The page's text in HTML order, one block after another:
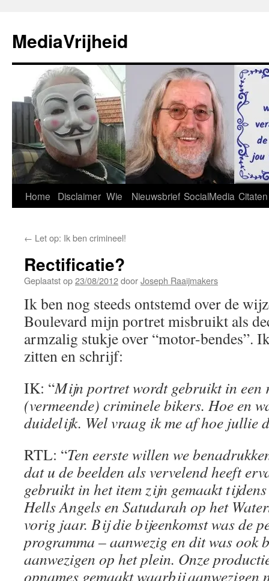
de
inhoud
MediaVrijheid
Home Disclaimer Wie Nieuwsbrief SocialMedia Citaten
← Let op: Ik ben crimineel!
Rectificatie?
Geplaatst op23/08/2012doorJoseph Raaijmakers
Ik ben nog steeds ontstemd over de
Boulevard mijn portret misbruikt als
armzalig stukje over “motor-bendes”.
zitten en schrijf:
IK: “Mijn portret wordt gebruikt in een
(vermeende) criminele bikers. Hoe en
duidelijk. Wel vraag ik me af hoe jullie
RTL: “Ten eerste willen we
dat u de beelden als vervelend heeft
gebruikt in het item zijn gemaakt
Hells Angels en Satudarah op het
vorig jaar. Bij die bijeenkomst was de
programma – aanwezig en dit was ook
aanwezigen op het plein. Onze
opnames gemaakt waarbij